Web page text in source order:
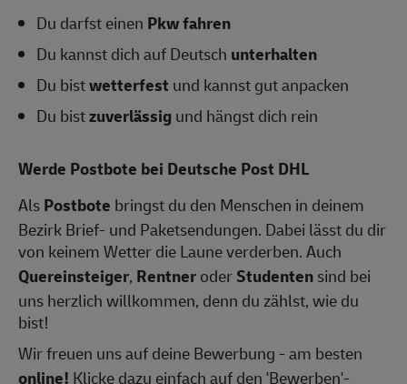
Du darfst einen Pkw fahren
Du kannst dich auf Deutsch unterhalten
Du bistwetterfest und kannst gut anpacken
Du bistzuverlässigund hängst dich rein
Werde Postbote bei Deutsche Post DHL
AlsPostbote bringst du den Menschen in deinem
Bezirk Brief- und Paketsendungen. Dabei lässt du dir
von keinem Wetter die Laune verderben. Auch
Quereinsteiger, RentneroderStudentensind bei
uns herzlich willkommen, denn du zählst, wie du
bist!
Wir freuen uns auf deine Bewerbung - am besten
online! Klicke dazu einfach auf den 'Bewerben'-